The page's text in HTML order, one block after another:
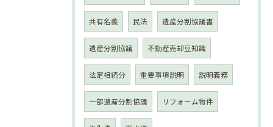
共有名義 民法 遺産分割協議書
遺産分割協議 不動産売却豆知識
法定相続分 重要事項説明 説明義務
一部遺産分割協議 リフォーム物件